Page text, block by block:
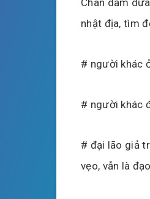
nhật địa, tìm
# người khác
# người khác
# đại lão giả
vẹo, vẫn là